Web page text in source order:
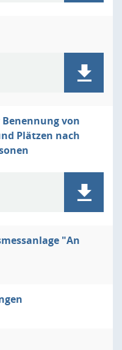
von
Plätzen nach
"An